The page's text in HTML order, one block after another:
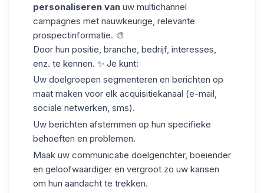
personaliseren van uw multichannel
campagnes met nauwkeurige, relevante
prospectinformatie. 🎨
Door hun positie, branche, bedrijf, interesses,
enz. te kennen. ✨ Je kunt:
Uw doelgroepen segmenteren en berichten op
maat maken voor elk acquisitiekanaal (e-mail,
sociale netwerken, sms).
Uw berichten afstemmen op hun specifieke
behoeften en problemen.
Maak uw communicatie doelgerichter, boeiender
en geloofwaardiger en vergroot zo uw kansen
om hun aandacht te trekken.